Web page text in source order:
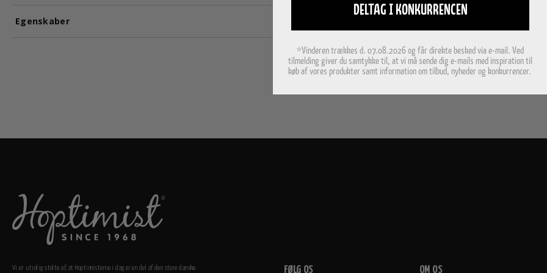
Egenskaber
Vi er utrolig stolte af, at Hoptimisterne i dag er en del af den store danske FØLG OS OM OS
DELTAG I KONKURRENCEN
*Vinderen trækkes d. 07.08.2026 og får direkte besked via e-mail. Ved
tilmelding giver du samtykke til, at vi må sende dig e-mails med inspiration til
køb af vores produkter samt information om tilbud, nyheder og konkurrencer.